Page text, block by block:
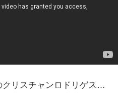
クリスチャンロドリゲス…